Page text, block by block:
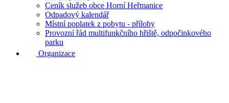
Ceník služeb obce Horní Heřmanice
Odpadový kalendář
Místní poplatek z pobytu - přílohy
Provozní řád multifunkčního hřiště, odpočinkového
parku
Organizace